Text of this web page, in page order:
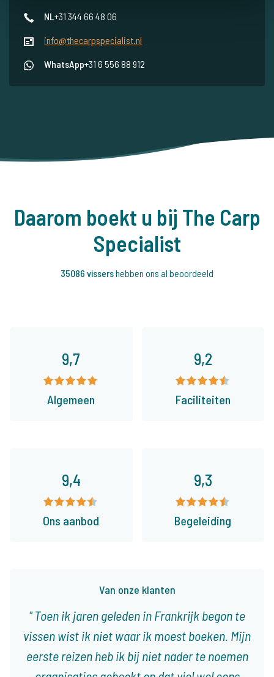
NL+31 344 66 48 06
info@thecarpspecialist.nl
WhatsApp+31 6 556 88 912
Daarom boekt u bij The Carp
Specialist
35086 vissershebben ons al beoordeeld
9,7
Algemeen
9,2
Faciliteiten
Van onze klanten
Toen ik jaren geleden in Frankrijk begon te
vissen wist ik niet waar ik moest boeken. Mijn
eerste reizen heb ik bij niet nader te noemen
9,4
Ons aanbod
9,3
Begeleiding